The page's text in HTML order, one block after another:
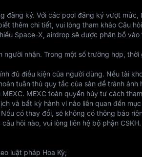
đăng ký. Với các pool đăng ký vượt
thêm chi tiết, vui lòng tham khảo Câu
Space-X, airdrop sẽ được phân bổ
nhận. Trong một số trường hợp,
đủ điều kiện của người dùng. Nếu tài
tuân thủ quy tắc của sàn để tránh
MEXC toàn quyền hủy tư cách
và bất kỳ hành vi nào liên quan đến
có thay đổi, sẽ không có thông báo
hỏi nào, vui lòng liên hệ bộ phận CSKH.
luật pháp Hoa Kỳ;